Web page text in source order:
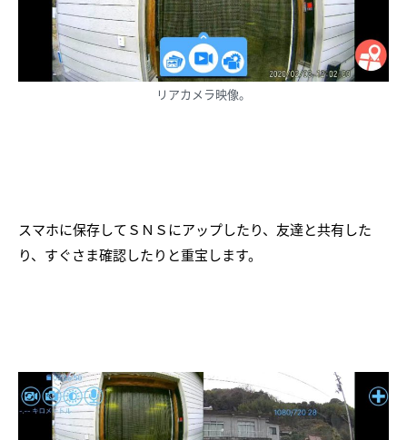
リアカメラ映像。
スマホに保存してＳＮＳにアップしたり、友達と共有した
り、すぐさま確認したりと重宝します。